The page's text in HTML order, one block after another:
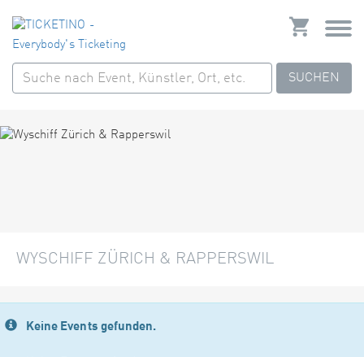
SUCHEN
WYSCHIFF ZÜRICH & RAPPERSWIL
Keine Events gefunden.